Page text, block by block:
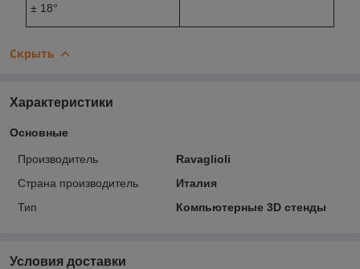
± 18°
Скрыть
Характеристики
Основные
Производитель
Ravaglioli
Страна производитель
Италия
Тип
Компьютерные 3D стенды
Условия доставки